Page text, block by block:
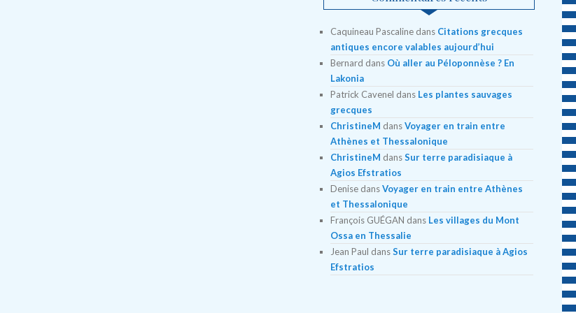
Caquineau Pascalinedans Citations grecques
antiques encore valables aujourd’hui
Bernard dans Où aller au Péloponnèse ? En
Lakonia
Patrick Cavenel dans Les plantes sauvages
grecques
ChristineM dansVoyager en train entre
Athènes et Thessalonique
ChristineM dansSur terre paradisiaque à
Agios Efstratios
DenisedansVoyager en train entre Athènes
et Thessalonique
François GUÉGAN dans Les villages du Mont
Ossa en Thessalie
Jean Paul dansSur terre paradisiaque à Agios
Efstratios